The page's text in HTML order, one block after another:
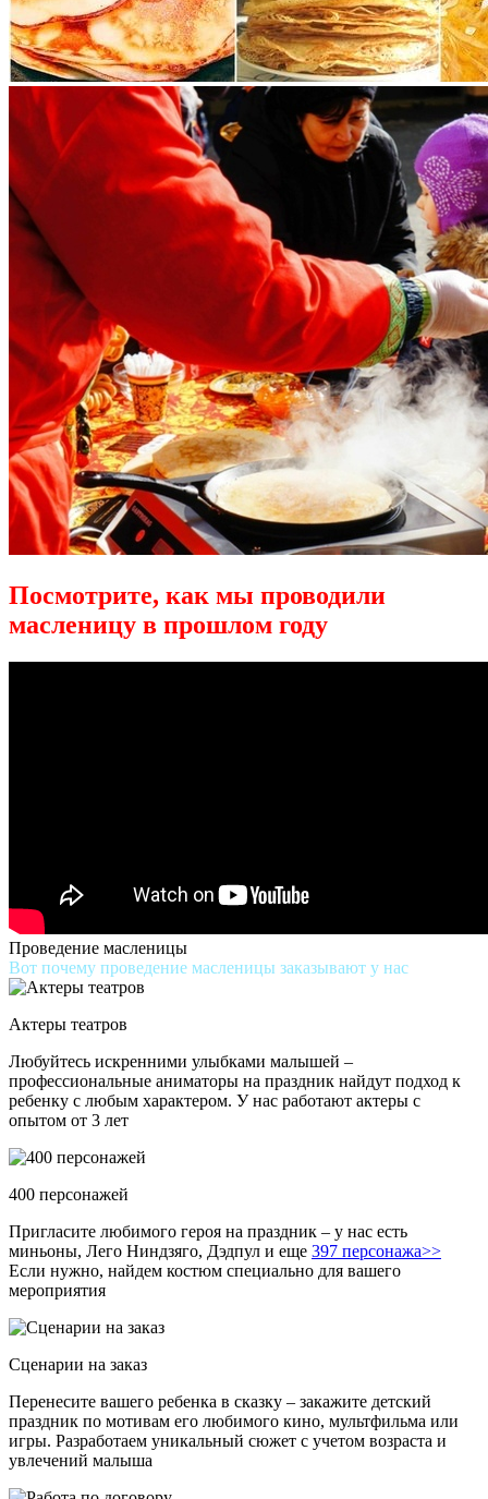
Посмотрите, как мы проводили
масленицу в прошлом году
Проведение масленицы
Вот почему проведение масленицы заказывают у нас
Актеры театров
Любуйтесь искренними улыбками малышей –
профессиональные аниматоры на праздник найдут подход к
ребенку с любым характером. У нас работают актеры с
опытом от 3 лет
400 персонажей
Пригласите любимого героя на праздник – у нас есть
миньоны, Лего Ниндзяго, Дэдпул и еще 397 персонажа>>
Если нужно, найдем костюм специально для вашего
мероприятия
Сценарии на заказ
Перенесите вашего ребенка в сказку – закажите детский
праздник по мотивам его любимого кино, мультфильма или
игры. Разработаем уникальный сюжет с учетом возраста и
увлечений малыша